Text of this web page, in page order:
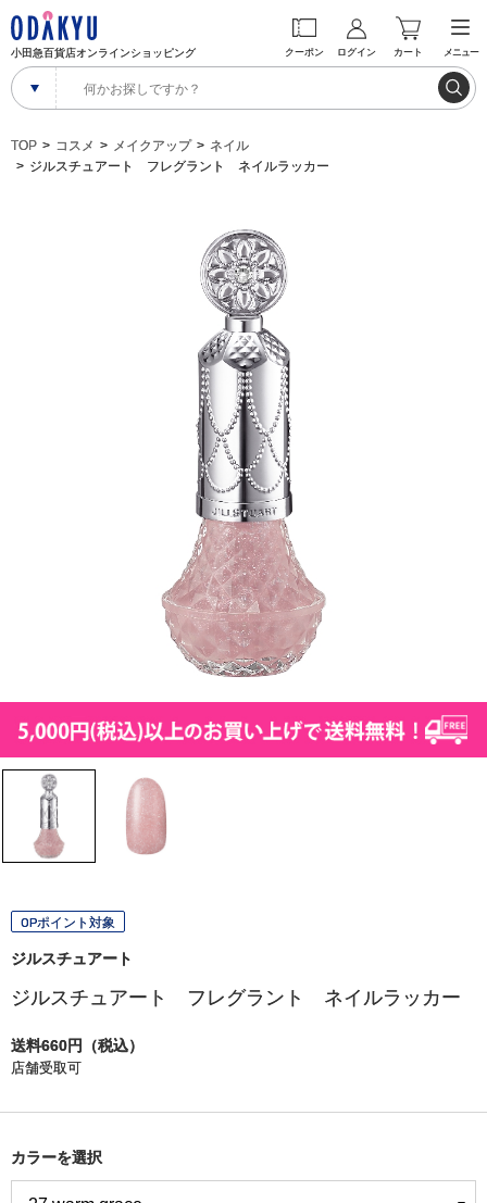
小田急百貨店オンラインショッピング クーポン ログイン カート メニュー
TOP コスメ メイクアップ
ネイル
ジルスチュアート フレグラント ネイルラッカー
OPポイント対象
ジルスチュアート
ジルスチュアート フレグラント ネイルラッカー
送料660円（税込）
店舗受取可
カラーを選択